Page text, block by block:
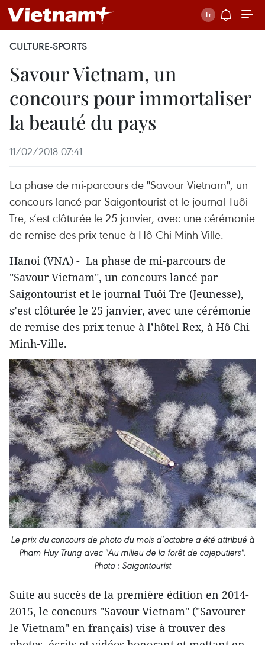
CULTURE-SPORTS
Savour Vietnam, un
concours pour immortaliser
la beauté du pays
11/02/2018 07:41
La phase de mi-parcours de "Savour Vietnam", un
concours lancé par Saigontourist et le journal Tuôi
Tre, s’est clôturée le 25 janvier, avec une cérémonie
de remise des prix tenue à Hô Chi Minh-Ville.
Hanoi (VNA) - La phase de mi-parcours de
"Savour Vietnam", un concours lancé par
Saigontourist et le journal Tuôi Tre (Jeunesse),
s’est clôturée le 25 janvier, avec une cérémonie
de remise des prix tenue à l’hôtel Rex, à Hô Chi
Minh-Ville.
Le prix du concours de photo du mois d’octobre a été attribué à
Pham Huy Trung avec "Au milieu de la forêt de cajeputiers".
Photo : Saigontourist
Suite au succès de la première édition en 2014-
2015, le concours "Savour Vietnam" ("Savourer
le Vietnam" en français) vise à trouver des